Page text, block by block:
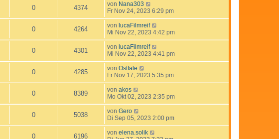
0 4374 von Nana303
Fr Nov 24, 2023 6:29 pm
0 4264 von lucaFilmreif
Mi Nov 22, 2023 4:42 pm
0 4301 von lucaFilmreif
Mi Nov 22, 2023 4:41 pm
0 4285 von Ostfale
Fr Nov 17, 2023 5:35 pm
0 8389 von akos
Mo Okt 02, 2023 2:35 pm
0 5038 von Gero
Di Sep 05, 2023 2:00 pm
0 6196 von elena.solik